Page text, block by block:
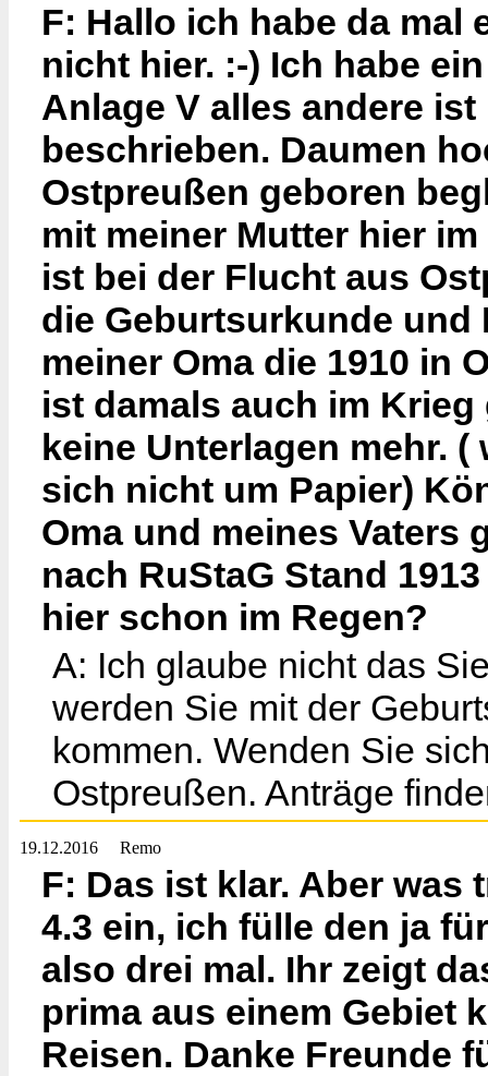
F: Hallo ich habe da mal
nicht hier. :-) Ich habe
Anlage V alles andere
beschrieben. Daumen
Ostpreußen geboren
mit meiner Mutter hier
ist bei der Flucht aus
die Geburtsurkunde und
meiner Oma die 1910 in
ist damals auch im
keine Unterlagen mehr.
sich nicht um Papier)
Oma und meines Vaters
nach RuStaG Stand
hier schon im Regen?
A: Ich glaube nicht das
werden Sie mit der
kommen. Wenden Sie
Ostpreußen. Anträge
19.12.2016 Remo
F: Das ist klar. Aber was
4.3 ein, ich fülle den ja
also drei mal. Ihr zeigt
prima aus einem Gebiet
Reisen. Danke Freunde